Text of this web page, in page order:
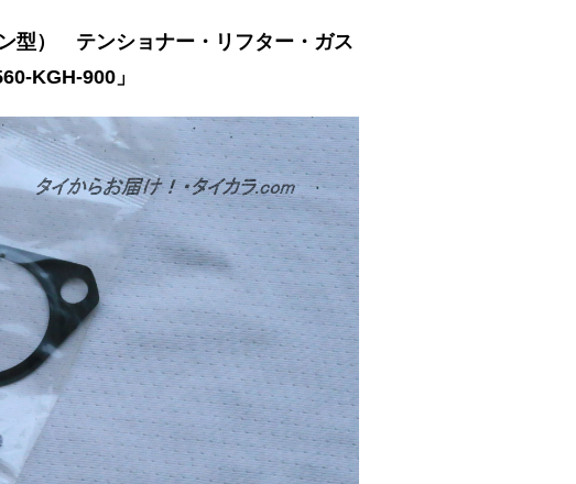
型） テンショナー・リフター・ガス
KGH-900」